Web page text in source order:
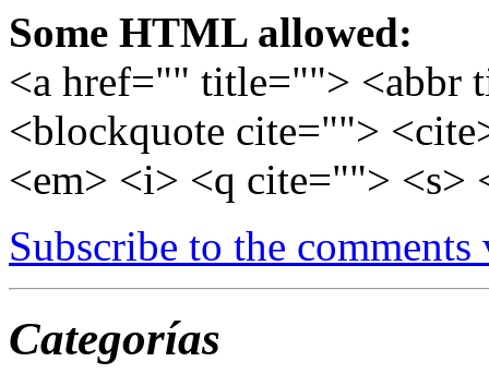
Some HTML allowed:
<a href="" title=""> <abbr
<blockquote cite="">
<em> <i> <q cite=""> <s>
Subscribe to the comments
Categorías